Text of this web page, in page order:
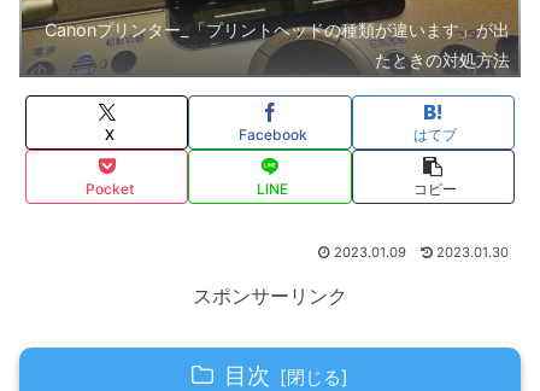
Canonプリンター_「プリントヘッドの種類が違います」が出
たときの対処方法
X Facebook はてブ
Pocket LINE コピー
2023.01.09 2023.01.30
スポンサーリンク
目次